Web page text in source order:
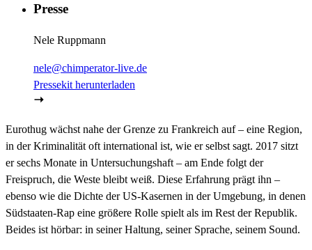
Presse
Nele Ruppmann
nele@chimperator-live.de
Pressekit herunterladen
Eurothug wächst nahe der Grenze zu Frankreich auf – eine Region,
in der Kriminalität oft international ist, wie er selbst sagt. 2017 sitzt
er sechs Monate in Untersuchungshaft – am Ende folgt der
Freispruch, die Weste bleibt weiß. Diese Erfahrung prägt ihn –
ebenso wie die Dichte der US-Kasernen in der Umgebung, in denen
Südstaaten-Rap eine größere Rolle spielt als im Rest der Republik.
Beides ist hörbar: in seiner Haltung, seiner Sprache, seinem Sound.